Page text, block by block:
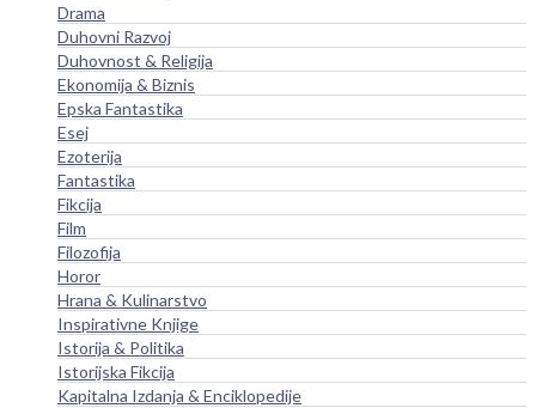
Drama
Duhovni Razvoj
Duhovnost & Religija
Ekonomija & Biznis
Epska Fantastika
Esej
Ezoterija
Fantastika
Fikcija
Film
Filozofija
Horor
Hrana & Kulinarstvo
Inspirativne Knjige
Istorija & Politika
Istorijska Fikcija
Kapitalna Izdanja & Enciklopedije